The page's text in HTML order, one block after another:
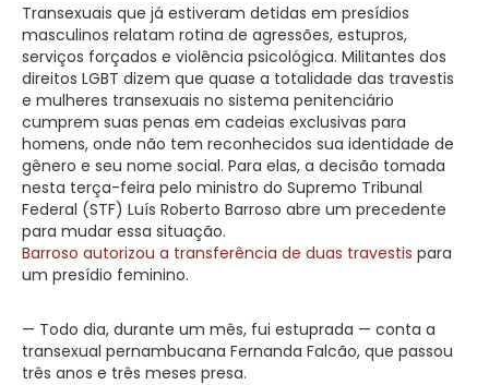
Transexuais que já estiveram detidas em presídios
masculinos relatam rotina de agressões, estupros,
serviços forçados e violência psicológica. Militantes dos
direitos LGBT dizem que quase a totalidade das travestis
e mulheres transexuais no sistema penitenciário
cumprem suas penas em cadeias exclusivas para
homens, onde não tem reconhecidos sua identidade de
gênero e seu nome social. Para elas, a decisão tomada
nesta terça-feira pelo ministro do Supremo Tribunal
Federal (STF) Luís Roberto Barroso abre um precedente
para mudar essa situação.
Barroso autorizou a transferência de duas travestis para
um presídio feminino.
— Todo dia, durante um mês, fui estuprada — conta a
transexual pernambucana Fernanda Falcão, que passou
três anos e três meses presa.